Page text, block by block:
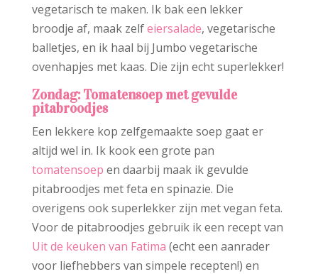
vegetarisch te maken. Ik bak een lekker
broodje af, maak zelfeiersalade, vegetarische
balletjes, en ik haal bij Jumbo vegetarische
ovenhapjes met kaas. Die zijn echt superlekker!
Zondag: Tomatensoep met gevulde
pitabroodjes
Een lekkere kop zelfgemaakte soep gaat er
altijd wel in. Ik kook een grote pan
tomatensoep en daarbij maak ik gevulde
pitabroodjes met feta en spinazie. Die
overigens ook superlekker zijn met vegan feta.
Voor de pitabroodjes gebruik ik een recept van
Uit de keuken van Fatima (echt een aanrader
voor liefhebbers van simpele recepten!) en